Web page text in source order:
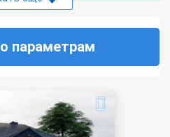
параметрам